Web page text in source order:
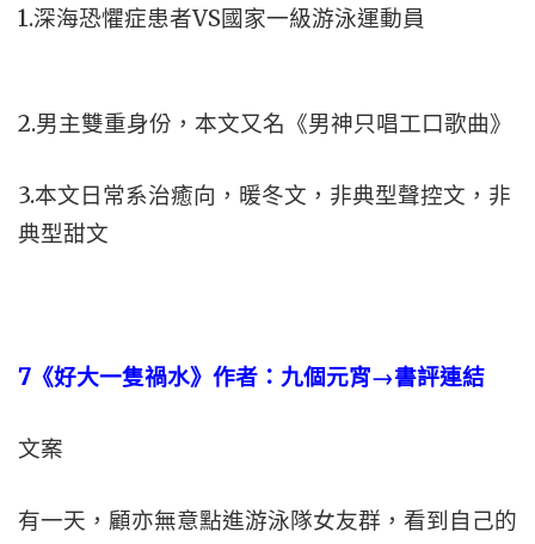
1.深海恐懼症患者VS國家一級游泳運動員
2.男主雙重身份，本文又名《男神只唱工口歌曲》
3.本文日常系治癒向，暖冬文，非典型聲控文，非
典型甜文
7 《好大一隻禍水》作者：九個元宵→書評連結
文案
有一天，顧亦無意點進游泳隊女友群，看到自己的